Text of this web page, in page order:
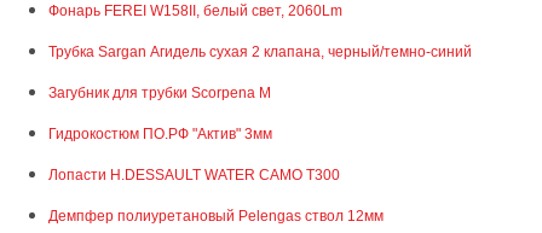
Фонарь FEREI W158II, белый свет, 2060Lm
Трубка Sargan Агидель cухая 2 клапана, черный/темно-синий
Загубник для трубки Scorpena M
Гидрокостюм ПО.РФ "Актив" 3мм
Лопасти H.DESSAULT WATER CAMO T300
Демпфер полиуретановый Pelengas ствол 12мм